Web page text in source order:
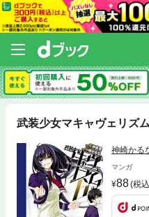
武装少女マキャヴェリズ
神崎かる
マンガ
88(税